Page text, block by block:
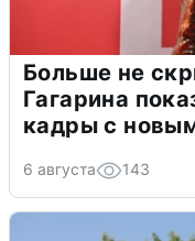
Больше не
Гагарина
кадры с
6 августа 143